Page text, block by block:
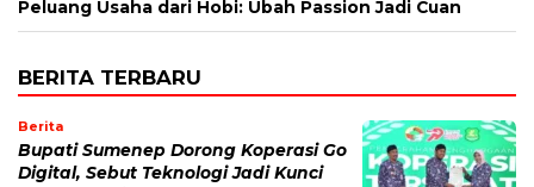
Peluang Usaha dari Hobi: Ubah Passion Jadi Cuan
BERITA TERBARU
Berita
Bupati Sumenep Dorong Koperasi Go
Digital, Sebut Teknologi Jadi Kunci